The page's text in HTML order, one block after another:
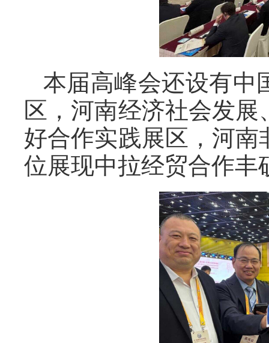
本届高峰会还设有中
区，河南经济社会发
好合作实践展区，河
位展现中拉经贸合作丰